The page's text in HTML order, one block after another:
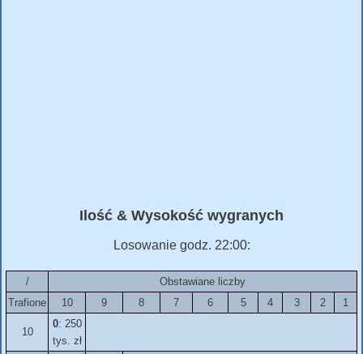
Ilość & Wysokość wygranych
Losowanie godz. 22:00:
/
Obstawiane liczby
Trafione
10 9 8 7 6 5 4 3 2 1
10
0: 250
tys. zł